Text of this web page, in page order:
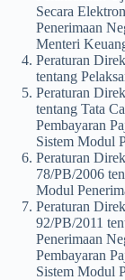
Secara
Penerimaan
Menteri
Peraturan
tentang
Peraturan
tentang Tata
Pembayaran
Sistem Modul
Peraturan
78/PB/2006
Modul
Peraturan
92/PB/2011
Penerimaan
Pembayaran
Sistem Modul